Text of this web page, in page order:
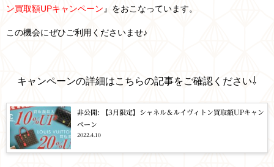
ン買取額UPキャンペーン 』をおこなっています。
この機会にぜひご利用くださいませ♪
キャンペーンの詳細はこちらの記事をご確認ください⇩
非公開: 【3月限定】シャネル＆ルイヴィトン買取額UPキャン
ペーン
2022.4.10